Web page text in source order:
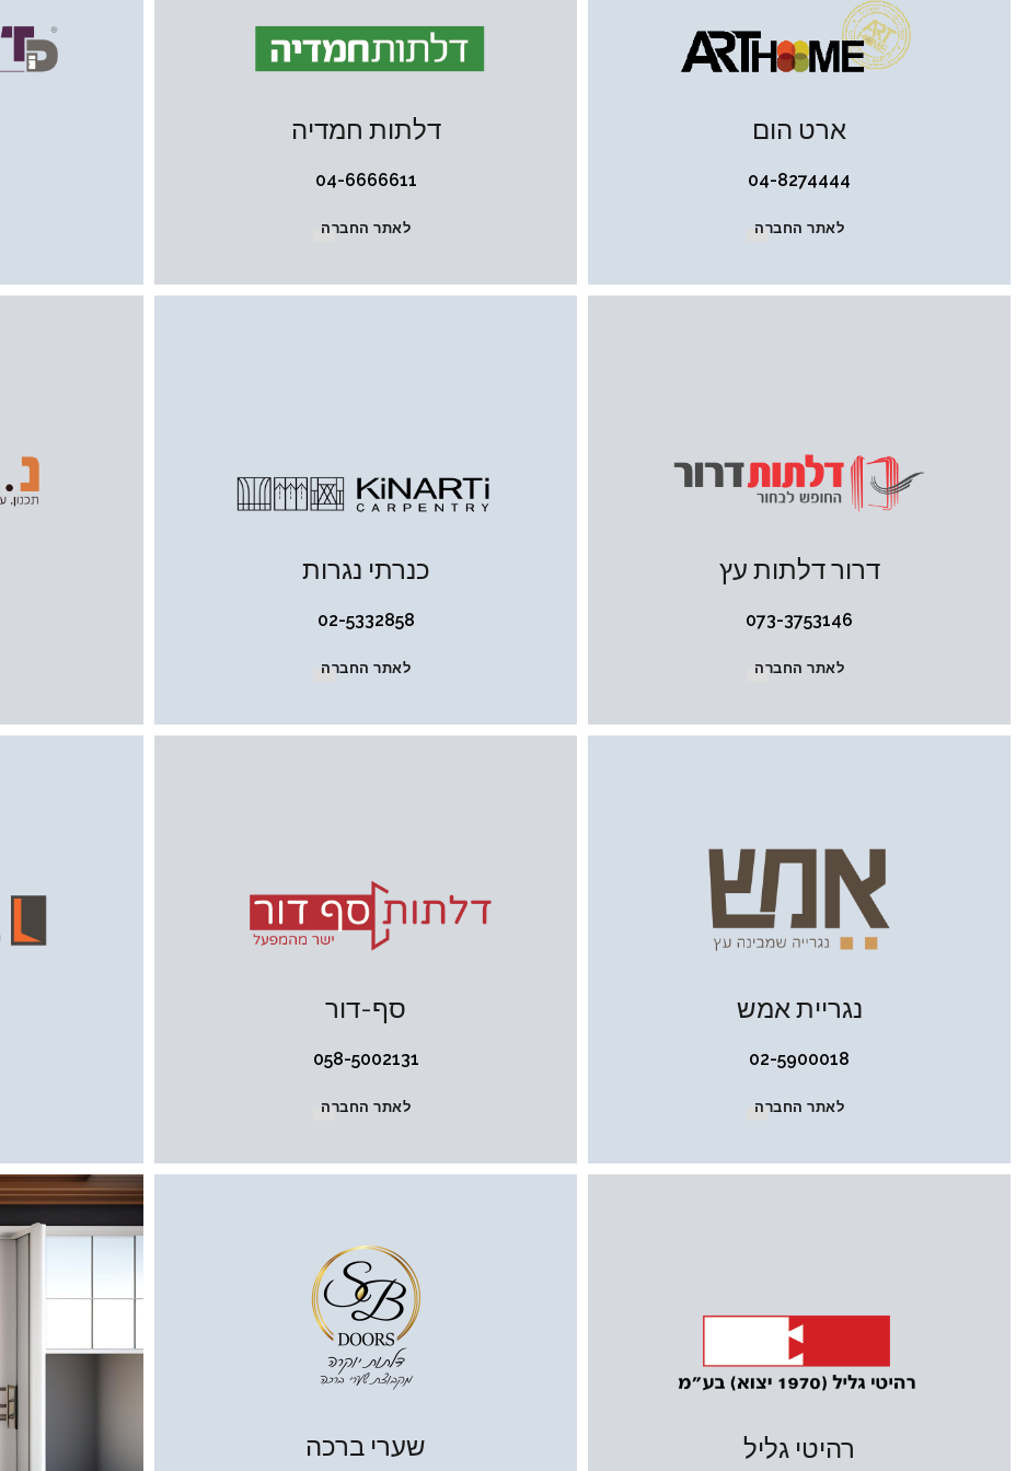
ארט הום
04-8274444
לאתר החברה
דלתות חמדיה
04-6666611
לאתר החברה
דרור דלתות עץ
073-3753146
לאתר החברה
כנרתי נגרות
02-5332858
לאתר החברה
נגריית אמש
02-5900018
לאתר החברה
סף-דור
058-5002131
לאתר החברה
רהיטי גליל שערי ברכה